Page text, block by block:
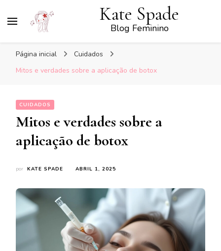
Kate Spade
Blog Feminino
Página inicial
Cuidados
Mitos e verdades sobre a aplicação de botox
CUIDADOS
Mitos e verdades sobre a
aplicação de botox
por KATE SPADE ABRIL 1, 2025